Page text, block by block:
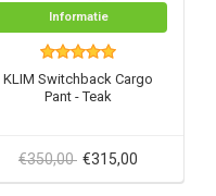
Informatie
KLIM Switchback Cargo
Pant - Teak
€350,00 €315,00